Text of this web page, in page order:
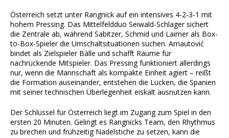
Österreich setzt unter Rangnick auf ein intensives 4-2-3-1 mit
hohem Pressing. Das Mittelfeldduo Seiwald-Schlager sichert
die Zentrale ab, während Sabitzer, Schmid und Laimer als Box-
to-Box-Spieler die Umschaltsituationen suchen. Arnautović
bindet als Zielspieler Bälle und schafft Räume für
nachrückende Mitspieler. Das Pressing funktioniert allerdings
nur, wenn die Mannschaft als kompakte Einheit agiert – reißt
die Formation auseinander, entstehen die Lücken, die Spanien
mit seiner technischen Überlegenheit eiskalt ausnutzen kann.
Der Schlüssel für Österreich liegt im Zugang zum Spiel in den
ersten 20 Minuten. Gelingt es Rangnicks Team, den Rhythmus
zu brechen und frühzeitig Nadelstiche zu setzen, kann die